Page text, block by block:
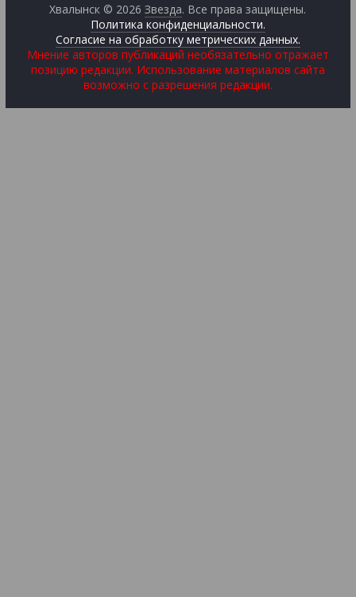
Хвалынск © 2026Звезда. Все права защищены.
Политика конфиденциальности.
Согласие на обработку метрических данных.
Мнение авторов публикаций необязательно отражает
позицию редакции. Использование материалов сайта
возможно с разрешения редакции.